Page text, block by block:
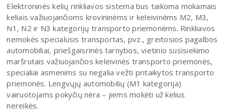
Elektroninės kelių rinkliavos sistema bus taikoma mokamais
keliais važiuojančioms krovininėms ir keleivinėms M2, M3,
N1, N2 ir N3 kategorijų transporto priemonėms. Rinkliavos
nemokės specialusis transportas, pvz., greitosios pagalbos
automobiliai, priešgaisrinės tarnybos, vietinio susisiekimo
maršrutais važiuojančios keleivinės transporto priemonės,
specialiai asmenims su negalia vežti pritaikytos transporto
priemonės. Lengvųjų automobilių (M1 kategorija)
vairuotojams pokyčių nėra – jiems mokėti už kelius
nereikės.